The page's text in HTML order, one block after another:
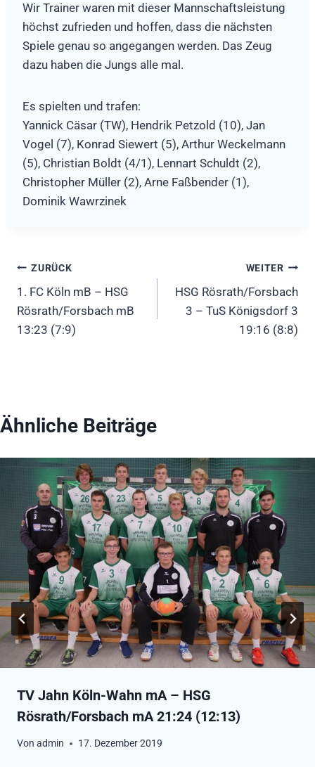
Wir Trainer waren mit dieser Mannschaftsleistung
höchst zufrieden und hoffen, dass die nächsten
Spiele genau so angegangen werden. Das Zeug
dazu haben die Jungs alle mal.
Es spielten und trafen:
Yannick Cäsar (TW), Hendrik Petzold (10), Jan
Vogel (7), Konrad Siewert (5), Arthur Weckelmann
(5), Christian Boldt (4/1), Lennart Schuldt (2),
Christopher Müller (2), Arne Faßbender (1),
Dominik Wawrzinek
Beitragsnavigation
ZURÜCK
1. FC Köln mB – HSG
Rösrath/Forsbach mB
13:23 (7:9)
WEITER
HSG Rösrath/Forsbach
3 – TuS Königsdorf 3
19:16 (8:8)
Ähnliche Beiträge
TV Jahn Köln-Wahn mA – HSG
Rösrath/Forsbach mA 21:24 (12:13)
Von admin 17. Dezember 2019